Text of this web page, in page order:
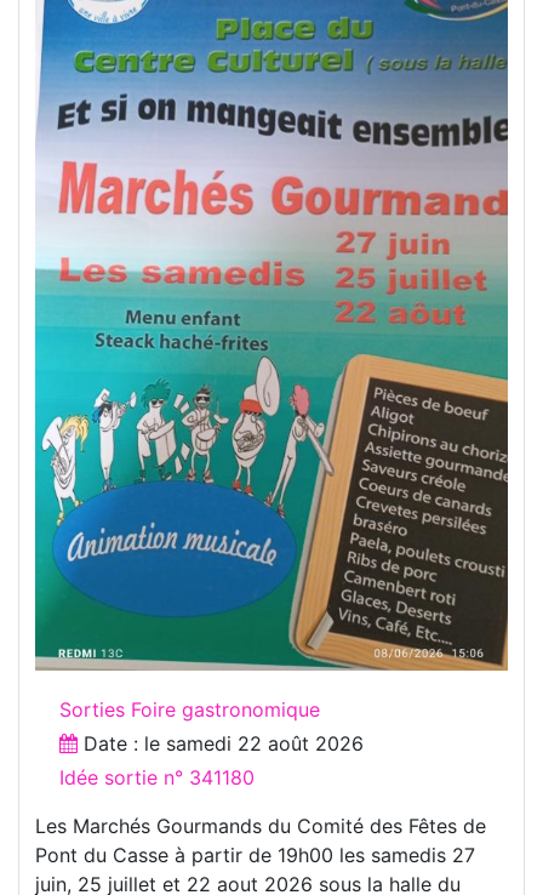
Sorties Foire gastronomique
Date : le samedi 22 août 2026
Idée sortie n° 341180
Les Marchés Gourmands du Comité des Fêtes de
Pont du Casse à partir de 19h00 les samedis 27
juin, 25 juillet et 22 aout 2026 sous la halle du